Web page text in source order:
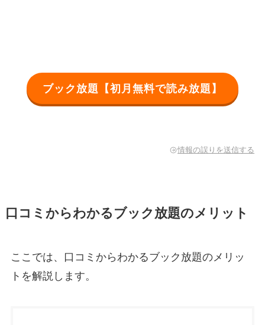
ブック放題【初月無料で読み放題】
情報の誤りを送信する
口コミからわかるブック放題のメリット
ここでは、口コミからわかるブック放題のメリッ
トを解説します。